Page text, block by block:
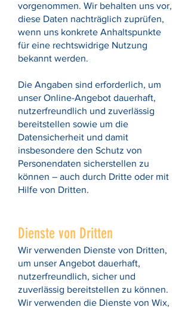
vorgenommen. Wir behalten uns vor,
diese Daten nachträglich zuprüfen,
wenn uns konkrete Anhaltspunkte
für eine rechtswidrige Nutzung
bekannt werden.
Die Angaben sind erforderlich, um
unser Online-Angebot dauerhaft,
nutzerfreundlich und zuverlässig
bereitstellen sowie um die
Datensicherheit und damit
insbesondere den Schutz von
Personendaten sicherstellen zu
können – auch durch Dritte oder mit
Hilfe von Dritten.
Dienste von Dritten
Wir verwenden Dienste von Dritten,
um unser Angebot dauerhaft,
nutzerfreundlich, sicher und
zuverlässig bereitstellen zu können.
Wir verwenden die Dienste von Wix,